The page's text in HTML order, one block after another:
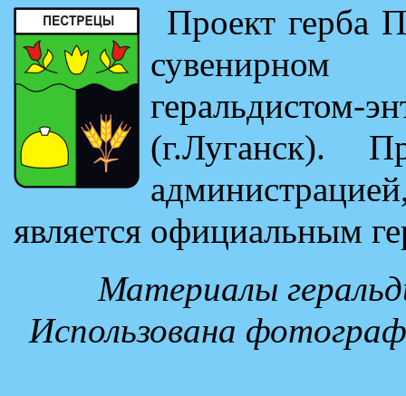
Проект герба
сувенирном
геральдистом-
(г.Луганск).
является официальным
Материалы
Использована